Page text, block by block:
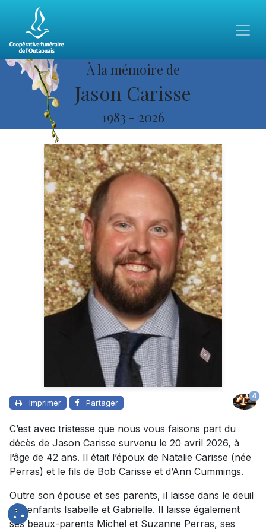
À la mémoire de
Jason Carisse
1983 - 2026
Imprimer Partager
4
C’est avec tristesse que nous vous faisons part du
décès de Jason Carisse survenu le 20 avril 2026, à
l’âge de 42 ans. Il était l’époux de Natalie Carisse (née
Perras) et le fils de Bob Carisse et d’Ann Cummings.
Outre son épouse et ses parents, il laisse dans le deuil
ses enfants Isabelle et Gabrielle. Il laisse également
ses beaux-parents Michel et Suzanne Perras, ses